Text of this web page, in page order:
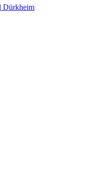
Dürkheim